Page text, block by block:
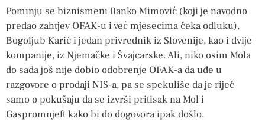
Pominju se biznismeni Ranko Mimović (koji je navodno
predao zahtjev OFAK-u i već mjesecima čeka odluku),
Bogoljub Karić i jedan privrednik iz Slovenije, kao i dvije
kompanije, iz Njemačke i Švajcarske. Ali, niko osim Mola
do sada još nije dobio odobrenje OFAK-a da uđe u
razgovore o prodaji NIS-a, pa se spekuliše da je riječ
samo o pokušaju da se izvrši pritisak na Mol i
Gaspromnjeft kako bi do dogovora ipak došlo.